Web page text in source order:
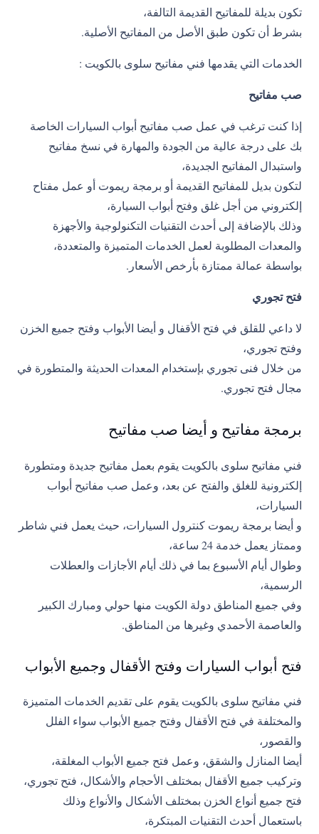
تكون بديلة للمفاتيح القديمة التالفة،
بشرط أن تكون طبق الأصل من المفاتيح الأصلية.
الخدمات التي يقدمها فني مفاتيح سلوى بالكويت :
صب مفاتيح
إذا كنت ترغب في عمل صب مفاتيح أبواب السيارات الخاصة
بك على درجة عالية من الجودة والمهارة في نسخ مفاتيح
واستبدال المفاتيح الجديدة،
لتكون بديل للمفاتيح القديمة أو برمجة ريموت أو عمل مفتاح
إلكتروني من أجل غلق وفتح أبواب السيارة،
وذلك بالإضافة إلى أحدث التقنيات التكنولوجية والأجهزة
والمعدات المطلوبة لعمل الخدمات المتميزة والمتعددة،
بواسطة عمالة ممتازة بأرخص الأسعار.
فتح تجوري
لا داعي للقلق في فتح الأقفال و أيضا الأبواب وفتح جميع الخزن
وفتح تجوري،
من خلال فنى تجوري بإستخدام المعدات الحديثة والمتطورة في
مجال فتح تجوري.
برمجة مفاتيح و أيضا صب مفاتيح
فني مفاتيح سلوى بالكويت يقوم بعمل مفاتيح جديدة ومتطورة
إلكترونية للغلق والفتح عن بعد، وعمل صب مفاتيح أبواب
السيارات،
و أيضا برمجة ريموت كنترول السيارات، حيث يعمل فني شاطر
وممتاز يعمل خدمة 24 ساعة،
وطوال أيام الأسبوع بما في ذلك أيام الأجازات والعطلات
الرسمية،
وفي جميع المناطق دولة الكويت منها حولي ومبارك الكبير
والعاصمة الأحمدي وغيرها من المناطق.
فتح أبواب السيارات وفتح الأقفال وجميع الأبواب
فني مفاتيح سلوى بالكويت يقوم على تقديم الخدمات المتميزة
والمختلفة في فتح الأقفال وفتح جميع الأبواب سواء الفلل
والقصور،
أيضا المنازل والشقق، وعمل فتح جميع الأبواب المغلقة،
وتركيب جميع الأقفال بمختلف الأحجام والأشكال، فتح تجوري،
فتح جميع أنواع الخزن بمختلف الأشكال والأنواع وذلك
باستعمال أحدث التقنيات المبتكرة،